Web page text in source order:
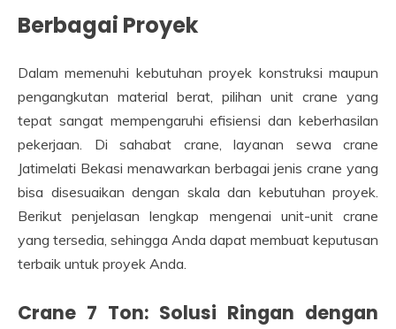
Berbagai Proyek
Dalam memenuhi kebutuhan proyek konstruksi maupun
pengangkutan material berat, pilihan unit crane yang
tepat sangat mempengaruhi efisiensi dan keberhasilan
pekerjaan. Di sahabat crane, layanan sewa crane
Jatimelati Bekasi menawarkan berbagai jenis crane yang
bisa disesuaikan dengan skala dan kebutuhan proyek.
Berikut penjelasan lengkap mengenai unit-unit crane
yang tersedia, sehingga Anda dapat membuat keputusan
terbaik untuk proyek Anda.
Crane 7 Ton: Solusi Ringan dengan